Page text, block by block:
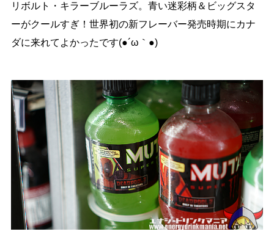
リボルト・キラーブルーラズ。青い迷彩柄＆ビッグスタ
ーがクールすぎ！世界初の新フレーバー発売時期にカナ
ダに来れてよかったです(●´ω｀●)